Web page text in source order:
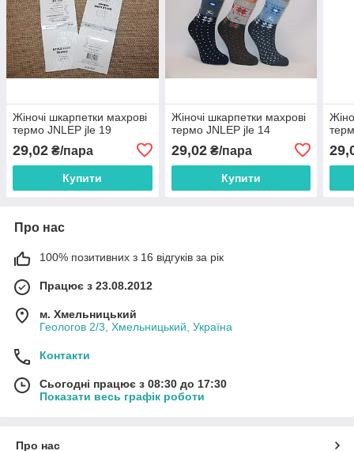
Жіночі шкарпетки махрові
термо JNLEP jle 19
29,02 ₴/пара
Купити
Жіночі шкарпетки махрові
термо JNLEP jle 14
29,02₴/пара
Купити
Про нас
100% позитивних з 16 відгуків за рік
Працює з 23.08.2012
м. Хмельницький
Геологов 2/3, Хмельницький, Україна
Контакти
Сьогодні працює з 08:30 до 17:30
Показати весь графік роботи
Про нас